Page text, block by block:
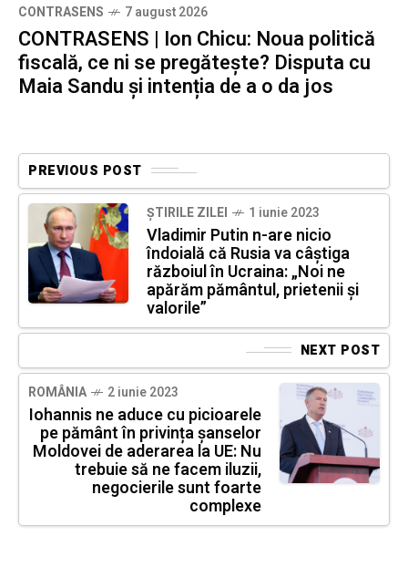
CONTRASENS 7 august 2026
CONTRASENS | Ion Chicu: Noua politică
fiscală, ce ni se pregătește? Disputa cu
Maia Sandu și intenția de a o da jos
PREVIOUS POST
ȘTIRILE ZILEI 1 iunie 2023
Vladimir Putin n-are nicio
îndoială că Rusia va câștiga
războiul în Ucraina: „Noi ne
apărăm pământul, prietenii și
valorile”
NEXT POST
ROMÂNIA 2 iunie 2023
Iohannis ne aduce cu picioarele
pe pământ în privința șanselor
Moldovei de aderarea la UE: Nu
trebuie să ne facem iluzii,
negocierile sunt foarte
complexe